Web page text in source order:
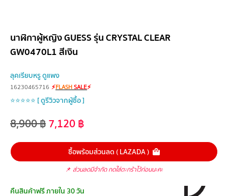
นาฬิกาผู้หญิง GUESS รุ่น CRYSTAL CLEAR
GW0470L1 สีเงิน
ลุคเรียบหรู ดูแพง
16230465716 ⚡FLASHSALE⚡
⭐⭐⭐⭐⭐ [ ดูรีวิวจากผู้ซื้อ ]
8,900฿7,120฿
ซื้อพร้อมส่วนลด ( LAZADA )
📌 ส่วนลดมีจำกัด กดใส่ตะกร้าไว้ก่อนนะคะ
คืนสินค้าฟรี ภายใน 30 วัน